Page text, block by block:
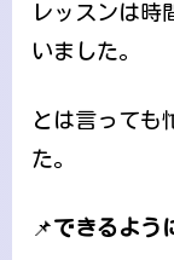
レッスンは時
いました。
とは言っても
た。
📌できるよう